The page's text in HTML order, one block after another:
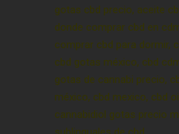
gotas cbd precio, aceite
donde comprar cbd en
comprar cbd para dormir,
cbd gotas méxico, cbd
gotas de cannabi precio,
méxico, cbd mexico, cbd
cannabidiol gotas precio